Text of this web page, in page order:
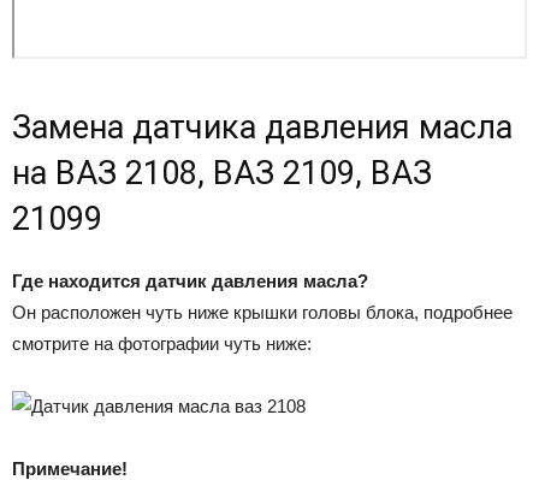
Замена датчика давления масла
на ВАЗ 2108, ВАЗ 2109, ВАЗ
21099
Где находится датчик давления масла?
Он расположен чуть ниже крышки головы блока, подробнее
смотрите на фотографии чуть ниже:
Примечание!